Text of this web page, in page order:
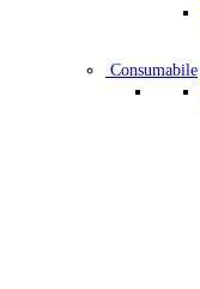
Consumabile